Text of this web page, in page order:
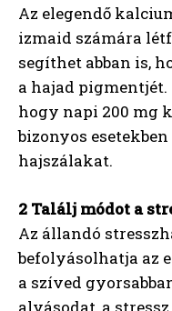
Az elegendő
izmaid számára
segíthet abban is,
a hajad
hogy napi 200 mg
bizonyos
hajszálakat.
2 Találj módot a
Az állandó
befolyásolhatja az
a szíved